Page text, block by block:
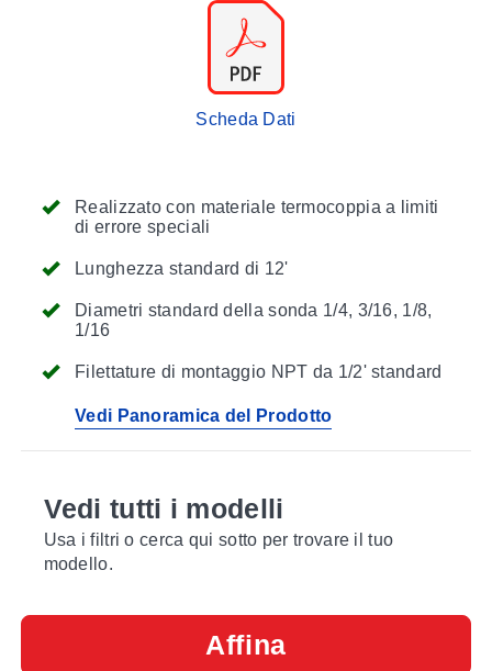
Realizzato con materiale termocoppia a limiti
di errore speciali
Lunghezza standard di 12'
Diametri standard della sonda 1/4, 3/16, 1/8,
1/16
Filettature di montaggio NPT da 1/2' standard
Vedi Panoramica del Prodotto
Scheda Dati
Vedi tutti i modelli
Usa i filtri o cerca qui sotto per trovare il tuo
modello.
Affina